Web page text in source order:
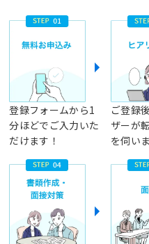
登録フォームから1
分ほどでご入力いた
だけます！
ご登録
ザーが
を伺い